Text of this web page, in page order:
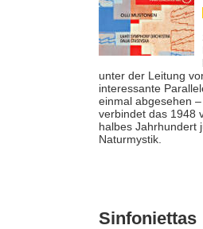
unter der Leitung
interessante
einmal abgesehen
verbindet das 1948
halbes Jahrhundert
Naturmystik.
Sinfoniettas